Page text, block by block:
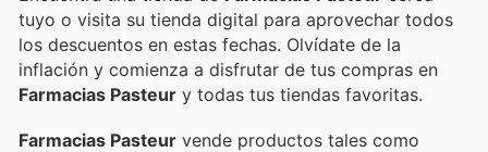
tuyo o visita su tienda digital para aprovechar todos
los descuentos en estas fechas. Olvídate de la
inflación y comienza a disfrutar de tus compras en
Farmacias Pasteur y todas tus tiendas favoritas.
Farmacias Pasteur vende productos tales como